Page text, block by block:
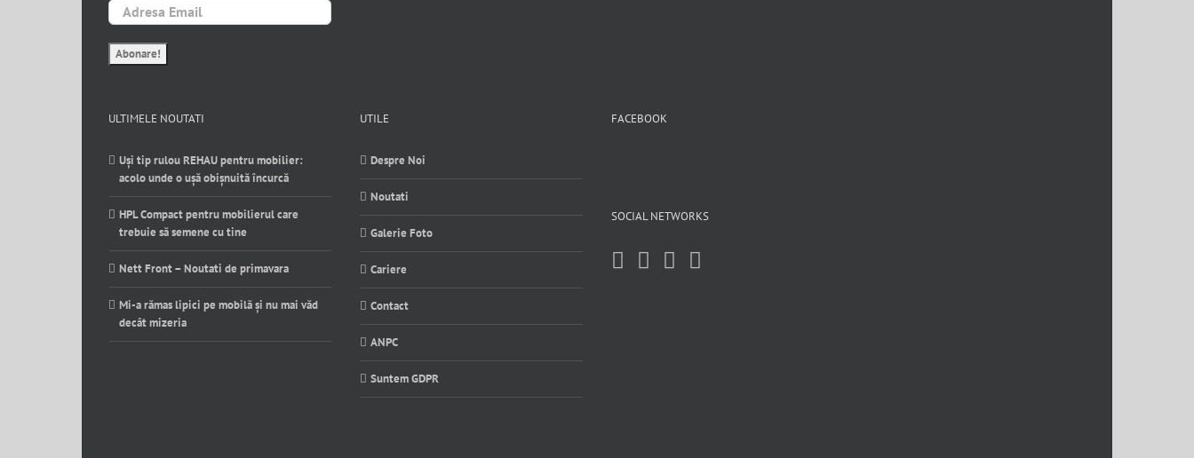
ULTIMELE NOUTATI
Uși tip rulou REHAU pentru mobilier:
acolo unde o ușă obișnuită încurcă
HPL Compact pentru mobilierul care
trebuie să semene cu tine
Nett Front – Noutati de primavara
Mi-a rămas lipici pe mobilă și nu mai văd
decât mizeria
UTILE
Despre Noi
Noutati
Galerie Foto
Cariere
Contact
ANPC
Suntem GDPR
FACEBOOK
SOCIAL NETWORKS